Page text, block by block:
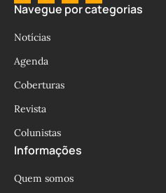
Navegue por categorias
Notícias
Agenda
Coberturas
Revista
Colunistas
Informações
Quem somos